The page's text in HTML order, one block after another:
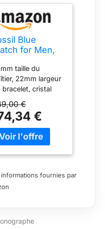
Blue
for Men,
Stainless
Or Leather
Marron
taille du
22mm largeur
bracelet, cristal
mouvement
à
importé Boîte
en acier
avec
à l'eau
tout en
€
€
fournies par